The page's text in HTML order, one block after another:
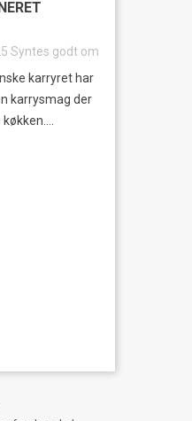
Syntes godt om
karryret har
karrysmag der